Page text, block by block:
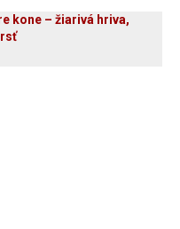
kone – žiarivá hriva,